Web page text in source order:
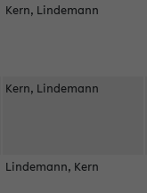
Kern, Lindemann
Kern, Lindemann
Lindemann, Kern